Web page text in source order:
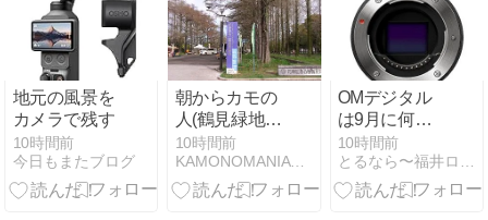
地元の風景を
カメラで残す
10時間前
今日もまたブログ
朝からカモの
人(鶴見緑地・
2026.4.5) その
1
10時間前
KAMONOMANIA カモノマニア
OMデジタル
は9月に何ら
かの発表を計
画している？
10時間前